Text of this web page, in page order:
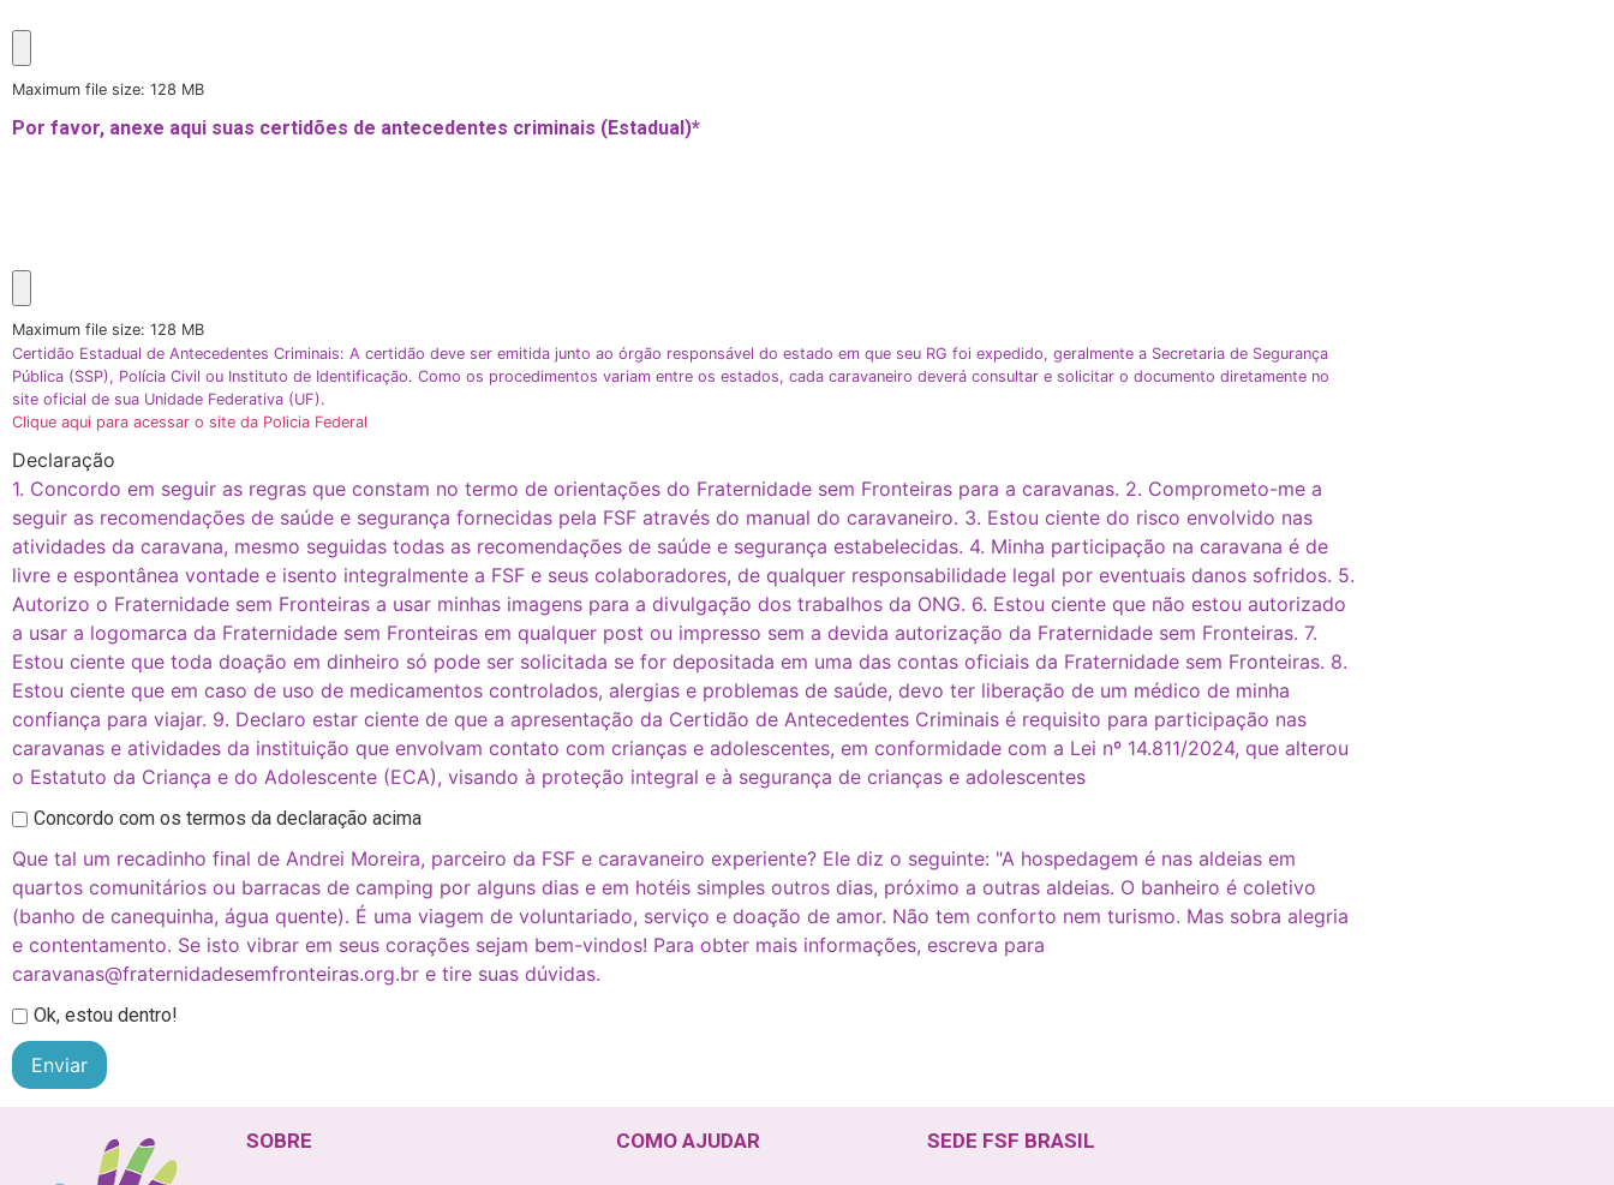
Maximum file size: 128 MB
Por favor, anexe aqui suas certidões de antecedentes criminais (Estadual)*
Maximum file size: 128 MB
Certidão Estadual de Antecedentes Criminais: A certidão deve ser emitida junto ao órgão responsável do estado em que seu RG foi expedido, geralmente a Secretaria de Segurança
Pública (SSP), Polícia Civil ou Instituto de Identificação. Como os procedimentos variam entre os estados, cada caravaneiro deverá consultar e solicitar o documento diretamente no
site oficial de sua Unidade Federativa (UF).
Clique aqui para acessar o site da Policia Federal
Declaração
1. Concordo em seguir as regras que constam no termo de orientações do Fraternidade sem Fronteiras para a caravanas. 2. Comprometo-me a
seguir as recomendações de saúde e segurança fornecidas pela FSF através do manual do caravaneiro. 3. Estou ciente do risco envolvido nas
atividades da caravana, mesmo seguidas todas as recomendações de saúde e segurança estabelecidas. 4. Minha participação na caravana é de
livre e espontânea vontade e isento integralmente a FSF e seus colaboradores, de qualquer responsabilidade legal por eventuais danos sofridos. 5.
Autorizo o Fraternidade sem Fronteiras a usar minhas imagens para a divulgação dos trabalhos da ONG. 6. Estou ciente que não estou autorizado
a usar a logomarca da Fraternidade sem Fronteiras em qualquer post ou impresso sem a devida autorização da Fraternidade sem Fronteiras. 7.
Estou ciente que toda doação em dinheiro só pode ser solicitada se for depositada em uma das contas oficiais da Fraternidade sem Fronteiras. 8.
Estou ciente que em caso de uso de medicamentos controlados, alergias e problemas de saúde, devo ter liberação de um médico de minha
confiança para viajar. 9. Declaro estar ciente de que a apresentação da Certidão de Antecedentes Criminais é requisito para participação nas
caravanas e atividades da instituição que envolvam contato com crianças e adolescentes, em conformidade com a Lei nº 14.811/2024, que alterou
o Estatuto da Criança e do Adolescente (ECA), visando à proteção integral e à segurança de crianças e adolescentes
Concordo com os termos da declaração acima
Que tal um recadinho final de Andrei Moreira, parceiro da FSF e caravaneiro experiente? Ele diz o seguinte: "A hospedagem é nas aldeias em
quartos comunitários ou barracas de camping por alguns dias e em hotéis simples outros dias, próximo a outras aldeias. O banheiro é coletivo
(banho de canequinha, água quente). É uma viagem de voluntariado, serviço e doação de amor. Não tem conforto nem turismo. Mas sobra alegria
e contentamento. Se isto vibrar em seus corações sejam bem-vindos! Para obter mais informações, escreva para
caravanas@fraternidadesemfronteiras.org.br e tire suas dúvidas.
Ok, estou dentro!
Enviar
SOBRE COMO AJUDAR SEDE FSF BRASIL